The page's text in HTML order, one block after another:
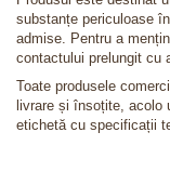
substanțe periculoase
admise. Pentru a
contactului prelungit cu
Toate produsele
livrare și însoțite, acolo
etichetă cu specificații